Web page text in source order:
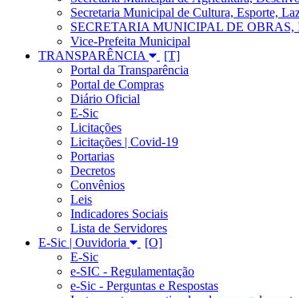
Secretaria Municipal de Cultura, Esporte,
SECRETARIA MUNICIPAL DE
Vice-Prefeita Municipal
TRANSPARÊNCIA
Portal da Transparência
Portal de Compras
Diário Oficial
E-Sic
Licitações
Licitações | Covid-19
Portarias
Decretos
Convênios
Leis
Indicadores Sociais
Lista de Servidores
E-Sic | Ouvidoria
E-Sic
e-SIC - Regulamentação
e-Sic - Perguntas e Respostas